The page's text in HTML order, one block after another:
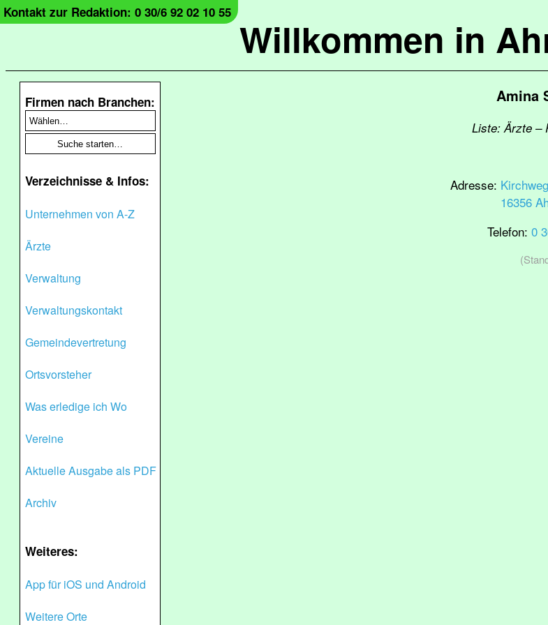
Willkommen in
Kontakt zur Redaktion: 0 30/6 92 02 10 55
Firmen nach Branchen:
Verzeichnisse & Infos:
Unternehmen von A-Z
Ärzte
Verwaltung
Verwaltungskontakt
Gemeindevertretung
Ortsvorsteher
Was erledige ich Wo
Vereine
Aktuelle Ausgabe als PDF
Archiv
Weiteres:
App für iOS und Android
Weitere Orte
Amina
Liste: Ärzte –
Adresse:
16356
Telefon: 0